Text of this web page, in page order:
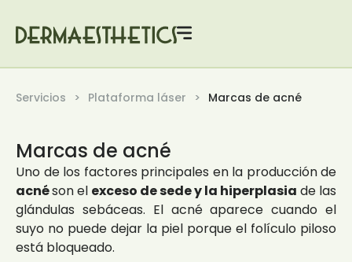
Servicios Plataforma láser Marcas de acné
Marcas de acné
Uno de los factores principales en la producción de
acnéson el exceso de sede y la hiperplasia de las
glándulas sebáceas. El acné aparece cuando el
suyo no puede dejar la piel porque el folículo piloso
está bloqueado.